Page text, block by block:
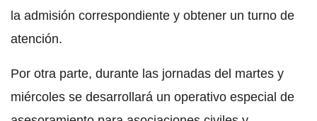
la admisión correspondiente y obtener un turno de
atención.
Por otra parte, durante las jornadas del martes y
miércoles se desarrollará un operativo especial de